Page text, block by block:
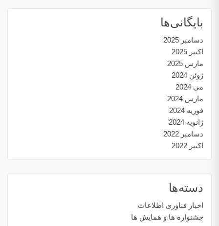
بایگانی‌ها
دسامبر 2025
اکتبر 2025
مارس 2025
ژوئن 2024
می 2024
مارس 2024
فوریه 2024
ژانویه 2024
دسامبر 2022
اکتبر 2022
دسته‌ها
اخبار فناوری اطلاعات
جشنواره ها و همایش ها